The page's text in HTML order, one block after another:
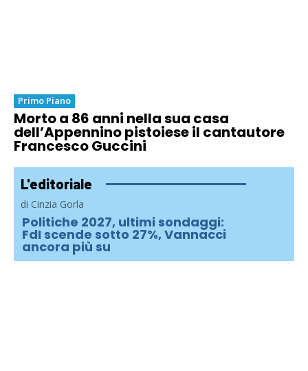
Primo Piano
Morto a 86 anni nella sua casa
dell’Appennino pistoiese il cantautore
Francesco Guccini
L'editoriale
di Cinzia Gorla
Politiche 2027, ultimi sondaggi:
FdI scende sotto 27%, Vannacci
ancora più su